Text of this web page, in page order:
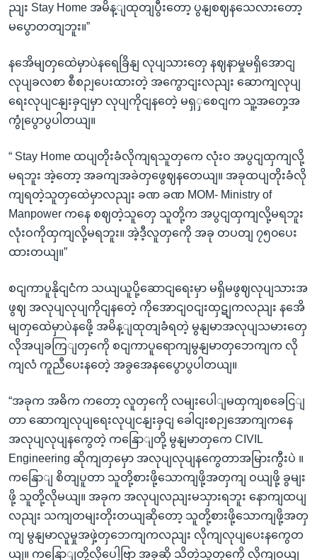
ညျး Stay Home အမိန့ျထုတျပွီးတော့ ပွနျစဈနသေလားတော့
မပွောတတျဘူး။”
နအေိမျတှထေဲမှာပဲနရေခြိနျ လုပျသားတှေ နဈနာမှုမရှိအောငျ
လုပျခလစာ စီစဉျပေးထားတဲ့ အကွောငျးလညျး ဆောကျလုပျ
ရေးလုပျငနျးခှငျမှာ လုပျကိုငျနတေဲ့ မရှှစေငျက သူ့အတှေ့အ
ကွုံပွောပွပါတယျ။
“ Stay Home ထပျတိုးခံလိုကျရသူတှကေ လုံးဝ အပွငျထှကျလို့
မရဘူး အဲ့တော့ အခကျအခဲတှဖွေဈနတေယျ။ အခုထပျတိုးခံလို
ကျရတဲ့သူတှထေဲမှာလညျး ခဏ ခဏ MOM- Ministry of
Manpower ကနေ စဈတဲ့သူတှေ သူတို့က အပွငျထှကျလို့မရဘူး
လုံးဝကိုထှကျလို့မရဘူး။ အဲ့ဒီ့လူတှကေို အခု တပတျ ၇၅၀ပေး
ထားတယျ။”
စငျကာပူနိုငျငံက သယျယူပို့ဆောငျရေးမှာ မရှိမဖွဈလုပျသားအ
ဖွဈ အလုပျလုပျကိုငျနတေဲ့ ကိုအောငျဝငျးထှဋျကလညျး နအေိ
မျတှထေဲမှာပဲနဖေို့ အမိန့ျထုတျခံရတဲ့ မွနျမာအလုပျသမားတှေ
လိုအပျခကြျတှကေို စငျကာပူရောကျမွနျမာတှဘေကျက လို
ကျလံ ကူညီပေးနတေဲ့ အခွအေနပွေောပွပါတယျ။
“အခုက အဓိက ကတော့ လူတှကေို လမျးပေါျမထှကျစခေငြျ
တာ ဆောကျလုပျရေးလုပျငနျးခှငျ ခေါငျးစဉျအောကျကနေ
အလုပျလုပျနကွေတဲ့ ကနြောျတို့ မွနျမာတှကေ CIVIL
Engineering ဆိုကျတှမှော အလုပျလုပျနကွေတာအမြားကွီးပဲ ။
ကနြောျ စိတျပူတာ သူတို့စားဖို့သောကျဖို့အတှကျ ဝယျဖို့ ခွမျး
ဖို့ သူတို့လိုမယျ။ အခုက အလုပျလညျးမသှားရဘူး နောကျထပျ
လညျး သကျတမျးတိုးတယျဆိုတော့ သူတို့စားဖို့သောကျဖို့အတှ
ကျ မွနျမာလူမှုအဖှဲ့တှဘေကျကလညျး လိုကျလုပျပေးနကွေတ
ယျ။ ကနြောျတို့လိုပေါ့ဗြာ အခုဆို သိတဲ့သူတှကေို လိုကျဝယျ